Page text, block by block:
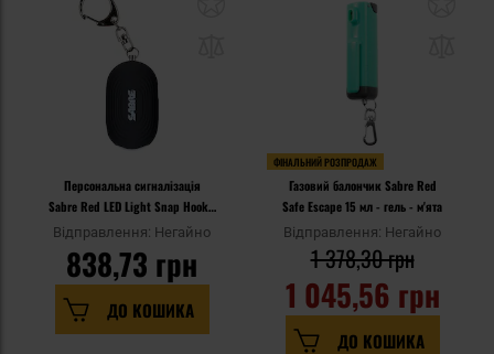
Персональна сигналізація
Sabre Red LED Light Snap Hook -
Black
Відправлення: Негайно
838,73 грн
ДО КОШИКА
ФІНАЛЬНИЙ РОЗПРОДАЖ
Газовий балончик Sabre Red
Safe Escape 15 мл - гель - м'ята
Відправлення: Негайно
1 045,56 грн
1 378,30 грн
ДО КОШИКА